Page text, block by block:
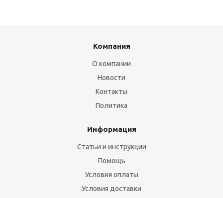
Компания
О компании
Новости
Контакты
Политика
Информация
Статьи и инструкции
Помощь
Условия оплаты
Условия доставки